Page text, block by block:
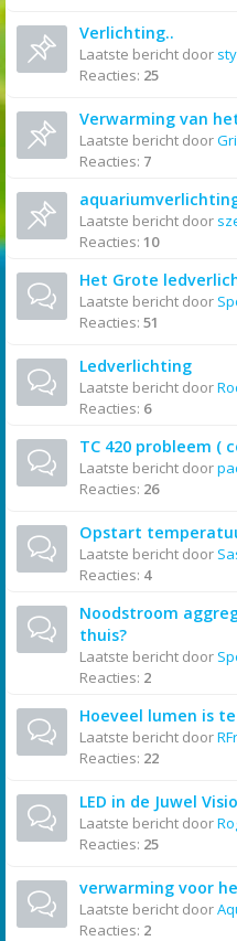
Verlichting..
Laatste bericht door
Reacties: 25
Verwarming van
Laatste bericht door
Reacties: 7
Laatste bericht door
Reacties: 10
Het Grote
Laatste bericht door
Reacties: 51
Ledverlichting
Laatste bericht door
Reacties: 6
TC 420 probleem (
Laatste bericht door
Reacties: 26
Opstart
Laatste bericht door
Reacties: 4
Noodstroom
thuis?
Laatste bericht door
Reacties: 2
Hoeveel lumen is
Laatste bericht door
Reacties: 22
LED in de Juwel
Laatste bericht door
Reacties: 25
verwarming voor
Laatste bericht door
Reacties: 2